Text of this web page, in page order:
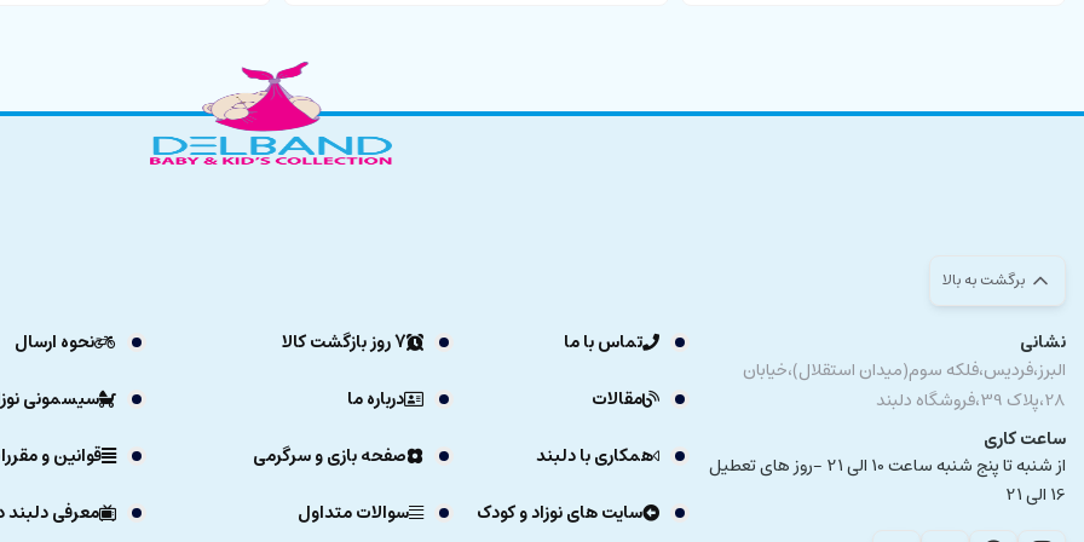
برگشت به بالا
نشانی
البرز،فردیس،فلکه سوم(میدان استقلال)،خیابان
28،پلاک 39،فروشگاه دلبند
ساعت کاری
از شنبه تا پنج شنبه ساعت 10 الی 21 -روز های تعطیل
16 الی 21
تماس با ما 7 روز بازگشت کالا
نحوه ارسال
مقالات
درباره ما
سیسمونی
همکاری با دلبند
صفحه بازی و سرگرمی
قوانین و
سایت های نوزاد و کودک
سوالات متداول معرفی